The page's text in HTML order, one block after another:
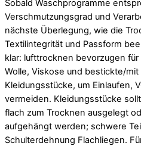
Sobald Waschprogramme
Verschmutzungsgrad und
nächste Überlegung, wie die
Textilintegrität und Passform
klar: lufttrocknen bevorzugen
Wolle, Viskose und bestickte/
Kleidungsstücke, um Einlaufen,
vermeiden. Kleidungsstücke
flach zum Trocknen ausgelegt
aufgehängt werden; schwere
Schulterdehnung Flachliegen.